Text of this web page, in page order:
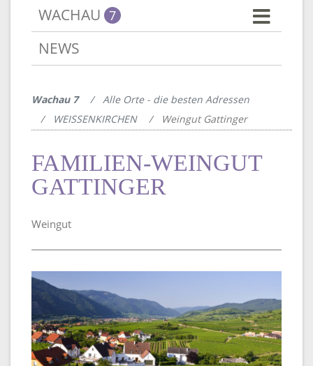
WACHAU 7
NEWS
Wachau 7
Alle Orte - die besten Adressen
WEISSENKIRCHEN
Weingut Gattinger
FAMILIEN-WEINGUT
GATTINGER
Weingut